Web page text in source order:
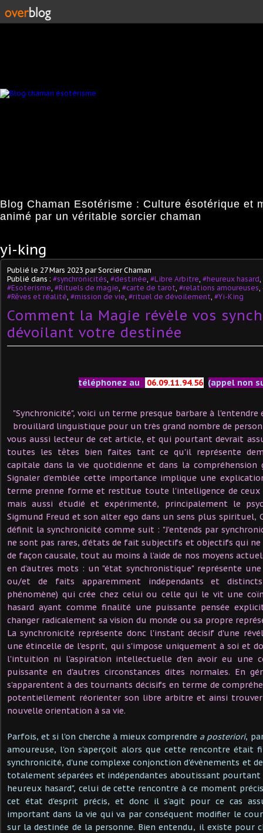
Blog Chaman Esotérisme : Culture ésotérique et
animé par un véritable sorcier chaman
yi-king
Publié le 27 Mars 2023 par Sorcier Chaman
Publié dans : #synchronicités #destinée #Libre Arbitre #heureux hasard
#Esoterisme #Rituels de magie #carte de tarot #relations amoureuses
#Rêves et réalité #mission de vie #rituel de dévoilement #Yi-King
Comment la Magie révèle vos
dévoilant votre destinée
téléphonez au 06.09.11.94.56 (appel non
"Synchronicité", voici un terme presque barbare à
brouillard linguistique pour un très grand nombre de
vous aussi lecteur de cet article, et qui pourtant devrait
toutes les têtes bien faites tant ce qu'il représente
capitale dans la vie quotidienne et dans la compréhension
Signaler d'emblée cette importance implique une
terme prenne forme et restitue toute l'intelligence de
mais aussi étudié et expérimenté, principalement le
Sigmund Freud et son alter ego dans un sens plus spirituel,
définit la synchronicité comme suit : "J’entends par
ne sont pas rares, d’états de fait subjectifs et objectifs qui
de façon causale, tout au moins à l’aide de nos moyens
en d'autres mots : un "état synchronistique" représente
ou/et de faits apparemment indépendants et
phénomène) qui crée chez celui ou celle qui le vit une
hasard ayant comme finalité une puissante pensée
changer radicalement sa vision du monde ou sa propre
La synchronicité représente donc l'instant décisif d'une
une étincelle de l'esprit, qui s'impose uniquement à soi et
l'intuition ni l'aspiration intellectuelle d'en avoir eu une
puissante en d'autres circonstances dites normales. En
s'apparentent à des tournants décisifs en terme de
potentiellement réorienter son libre arbitre et ainsi
nouvelle orientation à sa vie.
Parfois, et si l'on cherche à mieux comprendre a posteriori,
amoureuse, l'on s'aperçoit alors que cette rencontre était
synchronicité, d'une complexe conjonction d'évènements et
totalement séparées et indépendantes aboutissant pourtant
heureux hasard", celui de cette rencontre à ce moment
cet état d'esprit précis, et donc il s'agit pour ce cas
important dans la vie qui va par conséquent modifier le
sur la destinée de la personne. Bien entendu, il existe pour